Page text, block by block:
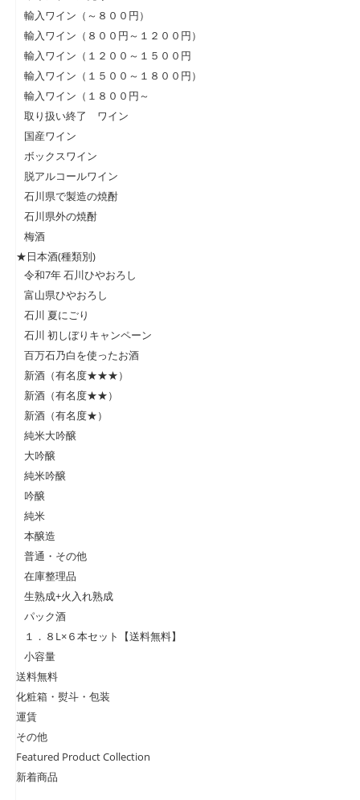
輸入ワイン（～８００円）
輸入ワイン（８００円～１２００円）
輸入ワイン（１２００～１５００円
輸入ワイン（１５００～１８００円）
輸入ワイン（１８００円～
取り扱い終了 ワイン
国産ワイン
ボックスワイン
脱アルコールワイン
石川県で製造の焼酎
石川県外の焼酎
梅酒
★日本酒(種類別)
令和7年 石川ひやおろし
富山県ひやおろし
石川 夏にごり
石川 初しぼりキャンペーン
百万石乃白を使ったお酒
新酒（有名度★★★）
新酒（有名度★★）
新酒（有名度★）
純米大吟醸
大吟醸
純米吟醸
吟醸
純米
本醸造
普通・その他
在庫整理品
生熟成+火入れ熟成
パック酒
１．８L×６本セット【送料無料】
小容量
送料無料
化粧箱・熨斗・包装
運賃
その他
Featured Product Collection
新着商品